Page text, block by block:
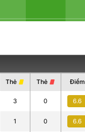
Thẻ Thẻ Điểm
3 0 6.6
1 0 6.6